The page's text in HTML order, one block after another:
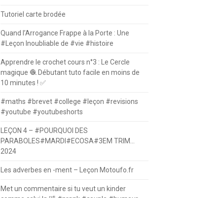
Tutoriel carte brodée
Quand l’Arrogance Frappe à la Porte : Une
#Leçon Inoubliable de #vie #histoire
Apprendre le crochet cours n°3 : Le Cercle
magique 🧶 Débutant tuto facile en moins de
10 minutes ! ✅
#maths #brevet #college #leçon #revisions
#youtube #youtubeshorts
LEÇON 4 – #POURQUOI DES
PARABOLES#MARDI#ECOSA#3EM TRIM…
2024
Les adverbes en -ment – Leçon Motoufo.fr
Met un commentaire si tu veut un kinder